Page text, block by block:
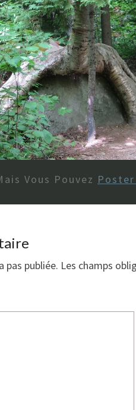
Vous Pouvez
pas publiée. Les champs